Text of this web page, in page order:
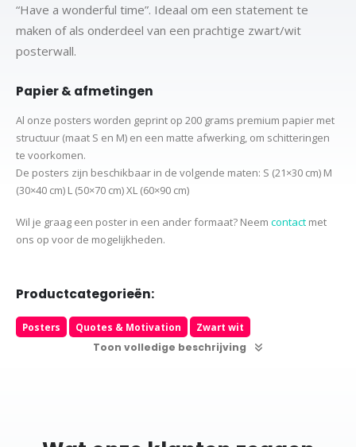
“Have a wonderful time”. Ideaal om een statement te
maken of als onderdeel van een prachtige zwart/wit
posterwall.
Papier & afmetingen
Al onze posters worden geprint op 200 grams premium papier met
structuur (maat S en M) en een matte afwerking, om schitteringen
te voorkomen.
De posters zijn beschikbaar in de volgende maten: S (21×30 cm) M
(30×40 cm) L (50×70 cm) XL (60×90 cm)
Wil je graag een poster in een ander formaat? Neem contact met
ons op voor de mogelijkheden.
Productcategorieën:
Posters Quotes & Motivation Zwart wit
Toon volledige beschrijving